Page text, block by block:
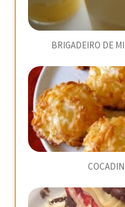
BRIGADEIRO DE